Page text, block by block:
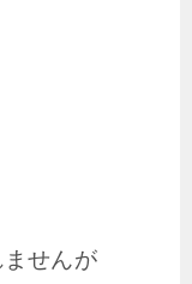
せんが